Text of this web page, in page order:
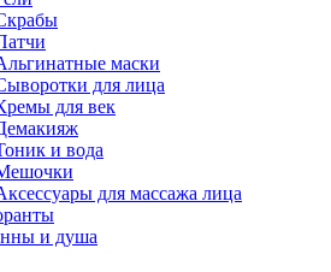
маски
для лица
для век
и вода
для массажа лица
и душа